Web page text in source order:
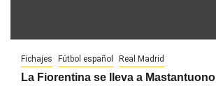
Fichajes Fútbol español Real Madrid
La Fiorentina se lleva a Mastantuono